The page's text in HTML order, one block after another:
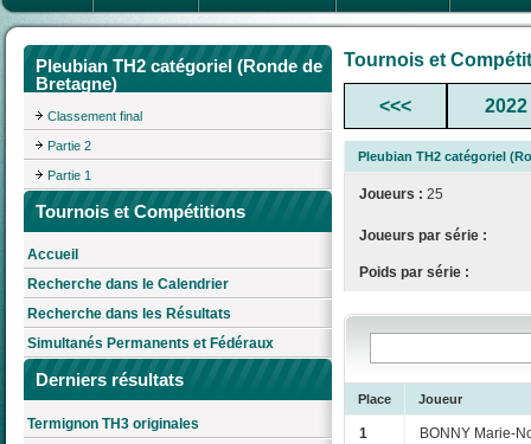
Pleubian TH2 catégoriel (Ronde de
Bretagne)
Classement final
Partie 2
Partie 1
Tournois et Compétitions
Accueil
Recherche dans le Calendrier
Recherche dans les Résultats
Simultanés Permanents et Fédéraux
Derniers résultats
Termignon TH3 originales
Tournois et
<<< 2022
Pleubian TH2 catégoriel
Joueurs : 25
Joueurs par série :
Poids par série :
Place Joueur
1 BONNY Marie-